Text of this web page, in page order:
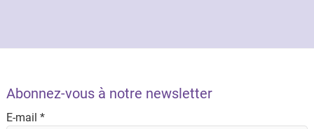
Abonnez-vous à notre newsletter
E-mail *